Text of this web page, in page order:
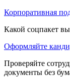
Корпоративная
Какой соцпакет
Оформляйте
Проверяйте
документы без